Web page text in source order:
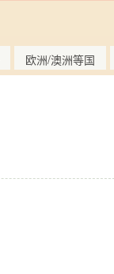
欧洲/澳洲等国